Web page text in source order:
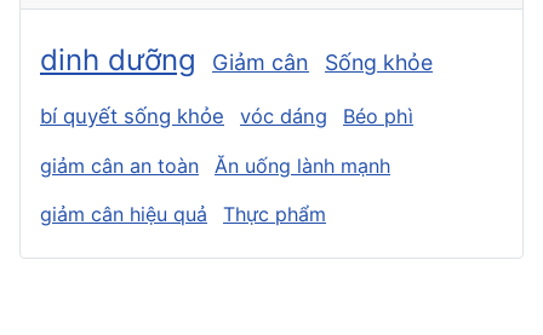
dinh dưỡng Giảm cân Sống khỏe
bí quyết sống khỏe vóc dáng Béo phì
giảm cân an toàn
Ăn uống lành mạnh
giảm cân hiệu quả
Thực phẩm